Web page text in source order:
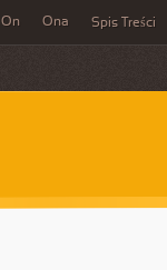
On Ona Spis Treści